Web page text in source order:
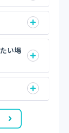
い場